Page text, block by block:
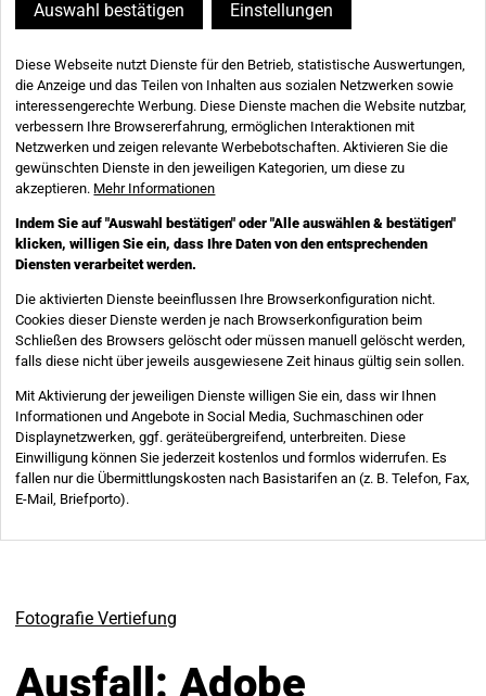
Fotografie Vertiefung
Ausfall: Adobe